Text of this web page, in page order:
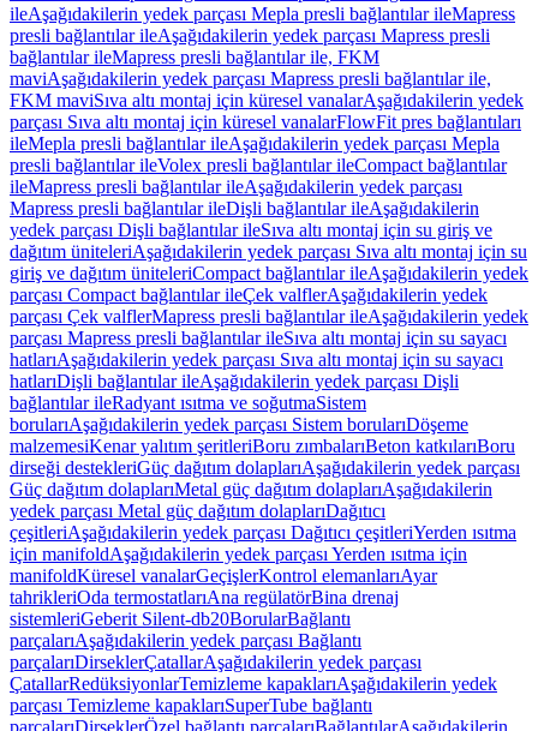
ileAşağıdakilerin yedek parçası Mepla presli bağlantılar ileMapress
presli bağlantılar ileAşağıdakilerin yedek parçası Mapress presli
bağlantılar ileMapress presli bağlantılar ile, FKM
maviAşağıdakilerin yedek parçası Mapress presli bağlantılar ile,
FKM maviSıva altı montaj için küresel vanalarAşağıdakilerin yedek
parçası Sıva altı montaj için küresel vanalarFlowFit pres bağlantıları
ileMepla presli bağlantılar ileAşağıdakilerin yedek parçası Mepla
presli bağlantılar ileVolex presli bağlantılar ileCompact bağlantılar
ileMapress presli bağlantılar ileAşağıdakilerin yedek parçası
Mapress presli bağlantılar ileDişli bağlantılar ileAşağıdakilerin
yedek parçası Dişli bağlantılar ileSıva altı montaj için su giriş ve
dağıtım üniteleriAşağıdakilerin yedek parçası Sıva altı montaj için su
giriş ve dağıtım üniteleriCompact bağlantılar ileAşağıdakilerin yedek
parçası Compact bağlantılar ileÇek valflerAşağıdakilerin yedek
parçası Çek valflerMapress presli bağlantılar ileAşağıdakilerin yedek
parçası Mapress presli bağlantılar ileSıva altı montaj için su sayacı
hatlarıAşağıdakilerin yedek parçası Sıva altı montaj için su sayacı
hatlarıDişli bağlantılar ileAşağıdakilerin yedek parçası Dişli
bağlantılar ileRadyant ısıtma ve soğutmaSistem
borularıAşağıdakilerin yedek parçası Sistem borularıDöşeme
malzemesiKenar yalıtım şeritleriBoru zımbalarıBeton katkılarıBoru
dirseği destekleriGüç dağıtım dolaplarıAşağıdakilerin yedek parçası
Güç dağıtım dolaplarıMetal güç dağıtım dolaplarıAşağıdakilerin
yedek parçası Metal güç dağıtım dolaplarıDağıtıcı
çeşitleriAşağıdakilerin yedek parçası Dağıtıcı çeşitleriYerden ısıtma
için manifoldAşağıdakilerin yedek parçası Yerden ısıtma için
manifoldKüresel vanalarGeçişlerKontrol elemanlarıAyar
tahrikleriOda termostatlarıAna regülatörBina drenaj
sistemleriGeberit Silent-db20BorularBağlantı
parçalarıAşağıdakilerin yedek parçası Bağlantı
parçalarıDirseklerÇatallarAşağıdakilerin yedek parçası
ÇatallarRedüksiyonlarTemizleme kapaklarıAşağıdakilerin yedek
parçası Temizleme kapaklarıSuperTube bağlantı
parçalarıDirseklerÖzel bağlantı parçalarıBağlantılarAşağıdakilerin